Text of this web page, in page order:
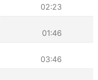
02:23
01:46
03:46